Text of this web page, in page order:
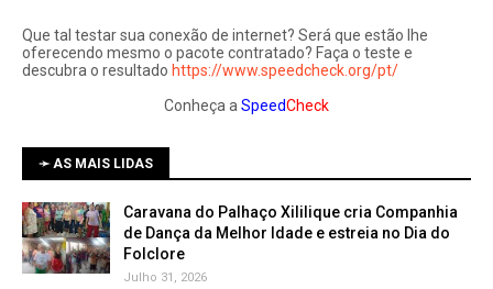
Que tal testar sua conexão de internet? Será que estão lhe
oferecendo mesmo o pacote contratado? Faça o teste e
descubra o resultado https://www.speedcheck.org/pt/
Conheça a SpeedCheck
➛ AS MAIS LIDAS
Caravana do Palhaço Xililique cria Companhia
de Dança da Melhor Idade e estreia no Dia do
Folclore
Julho 31, 2026